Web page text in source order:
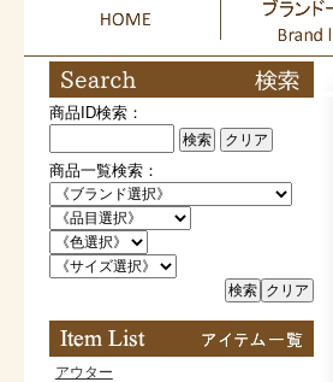
商品ID検索：
検索 クリア
商品一覧検索：
クリア
検索
アウター